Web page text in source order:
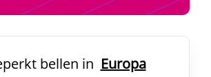
bellen in Europa